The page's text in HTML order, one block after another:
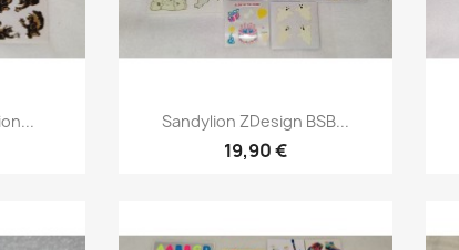
Sandylion ZDesign BSB...
19,90 €